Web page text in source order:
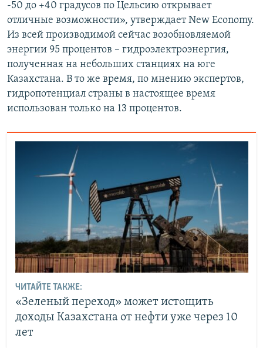
-50 до +40 градусов по Цельсию открывает
отличные возможности», утверждает New Economy.
Из всей производимой сейчас возобновляемой
энергии 95 процентов – гидроэлектроэнергия,
полученная на небольших станциях на юге
Казахстана. В то же время, по мнению экспертов,
гидропотенциал страны в настоящее время
использован только на 13 процентов.
ЧИТАЙТЕ ТАКЖЕ:
«Зеленый переход» может истощить
доходы Казахстана от нефти уже через 10
лет